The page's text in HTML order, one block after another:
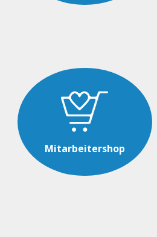
Mitarbeitershop